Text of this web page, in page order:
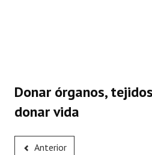
Donar órganos,
donar vida
Anterior